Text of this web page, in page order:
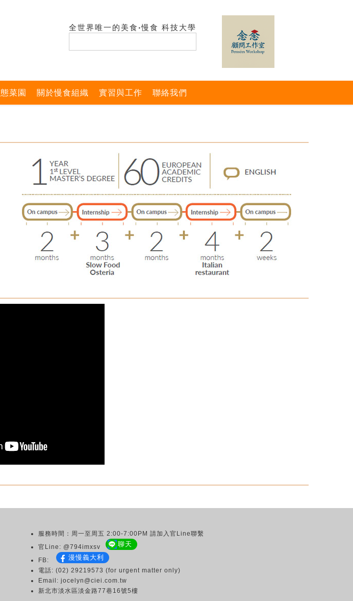
全世界唯一的美食‧慢食 科技大學
菜園 關於慢食組織 實習與工作 聯絡我們
服務時間：周一至周五 2:00-7:00PM 請加入官Line聯繫
官Line: @794imxsv
聊天
FB: 漫慢義大利
電話: (02) 29219573 (for urgent matter only)
Email: jocelyn@ciei.com.tw
新北市淡水區淡金路77巷16號5樓